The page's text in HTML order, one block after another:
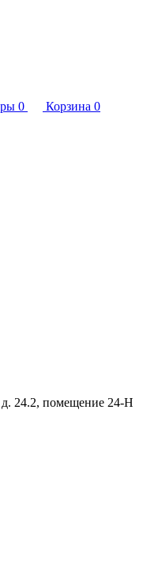
0 Корзина 0
д. 24.2, помещение 24-Н